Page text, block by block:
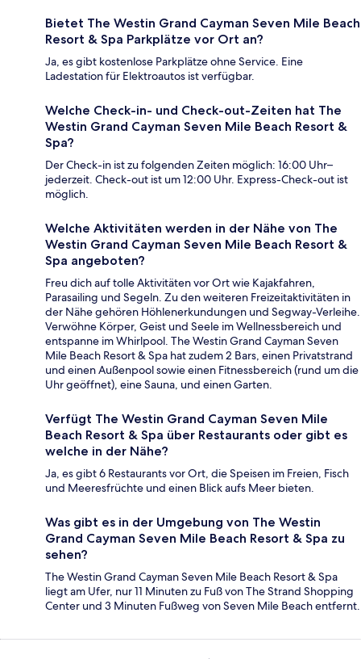
Bietet The Westin Grand Cayman Seven Mile Beach
Resort & Spa Parkplätze vor Ort an?
Ja, es gibt kostenlose Parkplätze ohne Service. Eine
Ladestation für Elektroautos ist verfügbar.
Welche Check-in- und Check-out-Zeiten hat The
Westin Grand Cayman Seven Mile Beach Resort &
Spa?
Der Check-in ist zu folgenden Zeiten möglich: 16:00 Uhr–
jederzeit. Check-out ist um 12:00 Uhr. Express-Check-out ist
möglich.
Welche Aktivitäten werden in der Nähe von The
Westin Grand Cayman Seven Mile Beach Resort &
Spa angeboten?
Freu dich auf tolle Aktivitäten vor Ort wie Kajakfahren,
Parasailing und Segeln. Zu den weiteren Freizeitaktivitäten in
der Nähe gehören Höhlenerkundungen und Segway-Verleihe.
Verwöhne Körper, Geist und Seele im Wellnessbereich und
entspanne im Whirlpool. The Westin Grand Cayman Seven
Mile Beach Resort & Spa hat zudem 2 Bars, einen Privatstrand
und einen Außenpool sowie einen Fitnessbereich (rund um die
Uhr geöffnet), eine Sauna, und einen Garten.
Verfügt The Westin Grand Cayman Seven Mile
Beach Resort & Spa über Restaurants oder gibt es
welche in der Nähe?
Ja, es gibt 6 Restaurants vor Ort, die Speisen im Freien, Fisch
und Meeresfrüchte und einen Blick aufs Meer bieten.
Was gibt es in der Umgebung von The Westin
Grand Cayman Seven Mile Beach Resort & Spa zu
sehen?
The Westin Grand Cayman Seven Mile Beach Resort & Spa
liegt am Ufer, nur 11 Minuten zu Fuß von The Strand Shopping
Center und 3 Minuten Fußweg von Seven Mile Beach entfernt.